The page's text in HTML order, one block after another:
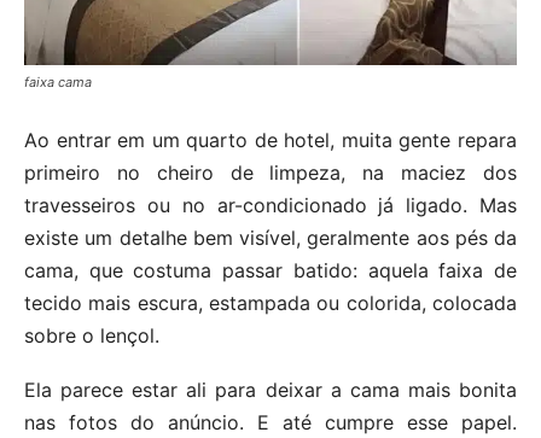
faixa cama
Ao entrar em um quarto de hotel, muita gente repara
primeiro no cheiro de limpeza, na maciez dos
travesseiros ou no ar-condicionado já ligado. Mas
existe um detalhe bem visível, geralmente aos pés da
cama, que costuma passar batido: aquela faixa de
tecido mais escura, estampada ou colorida, colocada
sobre o lençol.
Ela parece estar ali para deixar a cama mais bonita
nas fotos do anúncio. E até cumpre esse papel.